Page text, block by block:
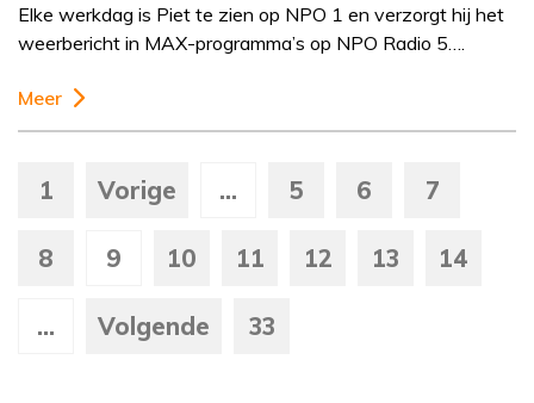
Elke werkdag is Piet te zien op NPO 1 en verzorgt hij het
weerbericht in MAX-programma’s op NPO Radio 5….
Meer
1 Vorige ... 5 6 7
8 9 10 11 12 13 14
... Volgende 33